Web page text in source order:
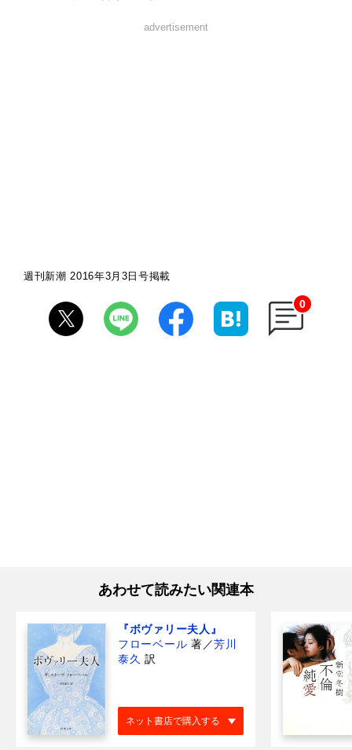
advertisement
週刊新潮 2016年3月3日号掲載
0
あわせて読みたい関連本
『ボヴァリー夫人』
フローベール 著 ／芳川
泰久 訳
ネット書店で購入する